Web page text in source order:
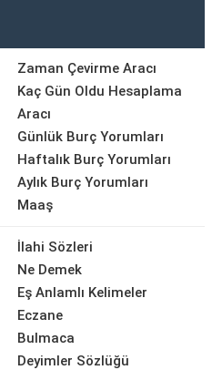
Zaman Çevirme Aracı
Kaç Gün Oldu Hesaplama
Aracı
Günlük Burç Yorumları
Haftalık Burç Yorumları
Aylık Burç Yorumları
Maaş
İlahi Sözleri
Ne Demek
Eş Anlamlı Kelimeler
Eczane
Bulmaca
Deyimler Sözlüğü